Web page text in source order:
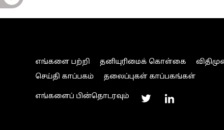
எங்களை பற்றி தனியுரிமைக் கொள்கை
செய்தி காப்பகம்
தலைப்புகள் காப்பகங்கள்
எங்களைப் பின்தொடரவும்